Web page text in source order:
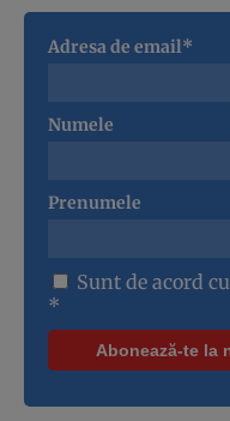
Adresa de email*
Numele
Prenumele
Sunt de acord cu
*